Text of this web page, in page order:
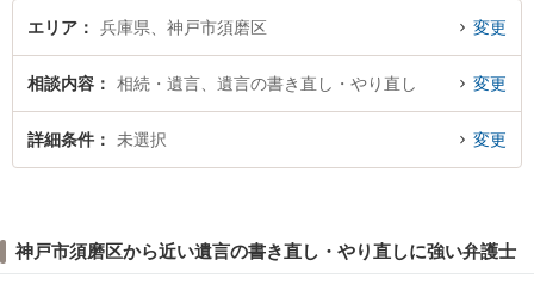
エリア 兵庫県、神戸市須磨区 変更
相談内容 相続・遺言、遺言の書き直し・やり直し 変更
詳細条件 未選択 変更
神戸市須磨区から近い遺言の書き直し・やり直しに強い弁護士